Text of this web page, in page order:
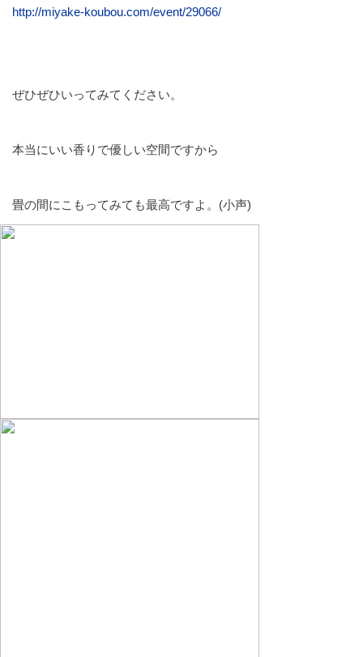
http://miyake-koubou.com/event/29066/
ぜひぜひいってみてください。
本当にいい香りで優しい空間ですから
畳の間にこもってみても最高ですよ。(小声)